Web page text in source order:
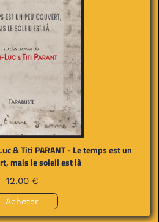
& Titi PARANT - Le temps est un
mais le soleil est là
12.00 €
Acheter